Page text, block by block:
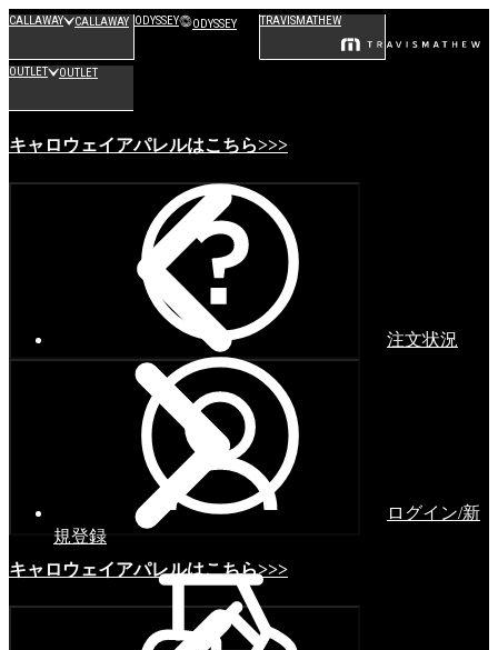
CALLAWAY CALLAWAY ODYSSEY ODYSSEY TRAVISMATHEW
OUTLET OUTLET
キャロウェイアパレルはこちら>>>
キャロウェイアパレルはこちら>>>
注文状況
ログイン/新
規登録